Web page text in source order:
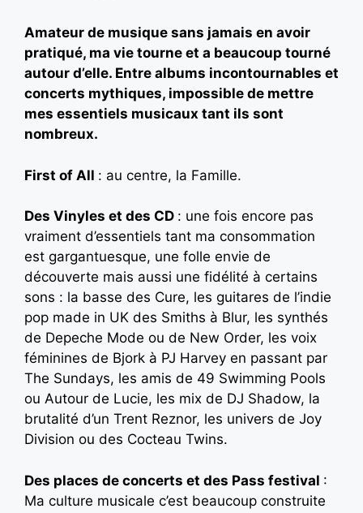
Amateur de musique sans jamais en avoir
pratiqué, ma vie tourne et a beaucoup tourné
autour d’elle. Entre albums incontournables et
concerts mythiques, impossible de mettre
mes essentiels musicaux tant ils sont
nombreux.
First of All : au centre, la Famille.
Des Vinyles et des CD : une fois encore pas
vraiment d’essentiels tant ma consommation
est gargantuesque, une folle envie de
découverte mais aussi une fidélité à certains
sons : la basse des Cure, les guitares de l’indie
pop made in UK des Smiths à Blur, les synthés
de Depeche Mode ou de New Order, les voix
féminines de Bjork à PJ Harvey en passant par
The Sundays, les amis de 49 Swimming Pools
ou Autour de Lucie, les mix de DJ Shadow, la
brutalité d’un Trent Reznor, les univers de Joy
Division ou des Cocteau Twins.
Des places de concerts et des Pass festival :
Ma culture musicale c’est beaucoup construite